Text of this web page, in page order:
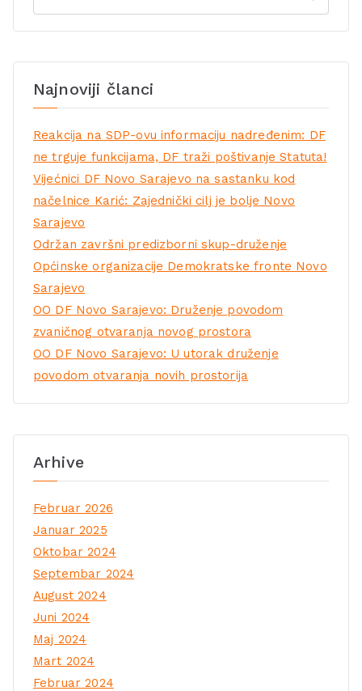
Najnoviji članci
Reakcija na SDP-ovu informaciju nadređenim: DF
ne trguje funkcijama, DF traži poštivanje Statuta!
Vijećnici DF Novo Sarajevo na sastanku kod
načelnice Karić: Zajednički cilj je bolje Novo
Sarajevo
Održan završni predizborni skup-druženje
Općinske organizacije Demokratske fronte Novo
Sarajevo
OO DF Novo Sarajevo: Druženje povodom
zvaničnog otvaranja novog prostora
OO DF Novo Sarajevo: U utorak druženje
povodom otvaranja novih prostorija
Arhive
Februar 2026
Januar 2025
Oktobar 2024
Septembar 2024
August 2024
Juni 2024
Maj 2024
Mart 2024
Februar 2024